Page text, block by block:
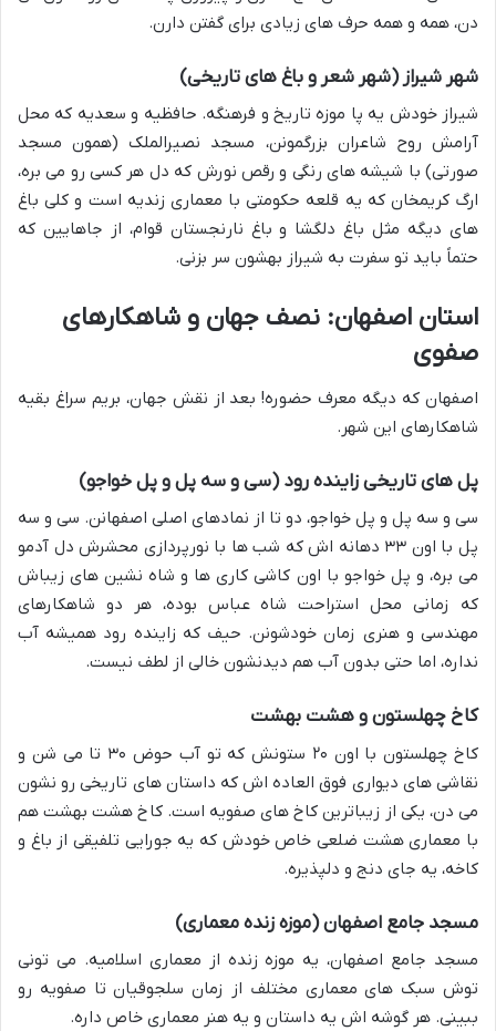
دن، همه و همه حرف های زیادی برای گفتن دارن.
شهر شیراز (شهر شعر و باغ های تاریخی)
شیراز خودش یه پا موزه تاریخ و فرهنگه. حافظیه و سعدیه که محل
آرامش روح شاعران بزرگمونن، مسجد نصیرالملک (همون مسجد
صورتی) با شیشه های رنگی و رقص نورش که دل هر کسی رو می بره،
ارگ کریمخان که یه قلعه حکومتی با معماری زندیه است و کلی باغ
های دیگه مثل باغ دلگشا و باغ نارنجستان قوام، از جاهایین که
حتماً باید تو سفرت به شیراز بهشون سر بزنی.
استان اصفهان: نصف جهان و شاهکارهای
صفوی
اصفهان که دیگه معرف حضوره! بعد از نقش جهان، بریم سراغ بقیه
شاهکارهای این شهر.
پل های تاریخی زاینده رود (سی و سه پل و پل خواجو)
سی و سه پل و پل خواجو، دو تا از نمادهای اصلی اصفهانن. سی و سه
پل با اون ۳۳ دهانه اش که شب ها با نورپردازی محشرش دل آدمو
می بره، و پل خواجو با اون کاشی کاری ها و شاه نشین های زیباش
که زمانی محل استراحت شاه عباس بوده، هر دو شاهکارهای
مهندسی و هنری زمان خودشونن. حیف که زاینده رود همیشه آب
نداره، اما حتی بدون آب هم دیدنشون خالی از لطف نیست.
کاخ چهلستون و هشت بهشت
کاخ چهلستون با اون ۲۰ ستونش که تو آب حوض ۳۰ تا می شن و
نقاشی های دیواری فوق العاده اش که داستان های تاریخی رو نشون
می دن، یکی از زیباترین کاخ های صفویه است. کاخ هشت بهشت هم
با معماری هشت ضلعی خاص خودش که یه جورایی تلفیقی از باغ و
کاخه، یه جای دنج و دلپذیره.
مسجد جامع اصفهان (موزه زنده معماری)
مسجد جامع اصفهان، یه موزه زنده از معماری اسلامیه. می تونی
توش سبک های معماری مختلف از زمان سلجوقیان تا صفویه رو
ببینی. هر گوشه اش یه داستان و یه هنر معماری خاص داره.